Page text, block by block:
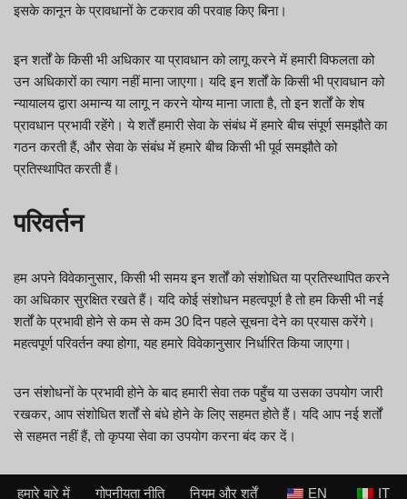
इसके कानून के प्रावधानों के टकराव की परवाह किए बिना।
इन शर्तों के किसी भी अधिकार या प्रावधान को लागू करने में हमारी विफलता को
उन अधिकारों का त्याग नहीं माना जाएगा। यदि इन शर्तों के किसी भी प्रावधान को
न्यायालय द्वारा अमान्य या लागू न करने योग्य माना जाता है, तो इन शर्तों के शेष
प्रावधान प्रभावी रहेंगे। ये शर्तें हमारी सेवा के संबंध में हमारे बीच संपूर्ण समझौते का
गठन करती हैं, और सेवा के संबंध में हमारे बीच किसी भी पूर्व समझौते को
प्रतिस्थापित करती हैं।
परिवर्तन
हम अपने विवेकानुसार, किसी भी समय इन शर्तों को संशोधित या प्रतिस्थापित करने
का अधिकार सुरक्षित रखते हैं। यदि कोई संशोधन महत्वपूर्ण है तो हम किसी भी नई
शर्तों के प्रभावी होने से कम से कम 30 दिन पहले सूचना देने का प्रयास करेंगे।
महत्वपूर्ण परिवर्तन क्या होगा, यह हमारे विवेकानुसार निर्धारित किया जाएगा।
उन संशोधनों के प्रभावी होने के बाद हमारी सेवा तक पहुँच या उसका उपयोग जारी
रखकर, आप संशोधित शर्तों से बंधे होने के लिए सहमत होते हैं। यदि आप नई शर्तों
से सहमत नहीं हैं, तो कृपया सेवा का उपयोग करना बंद कर दें।
हमारे बारे में गोपनीयता नीति नियम और शर्तें EN IT